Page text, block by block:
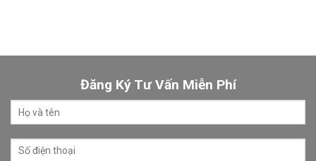
Đăng Ký Tư Vấn Miễn Phí